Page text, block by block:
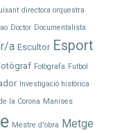
directora orquestra
Doctor Documentalista
a Escultor Esport
Fotògrafa Futbol
Investigació històrica
la Corona Manises
Mestre d'obra Metge